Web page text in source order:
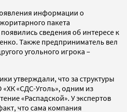
информации о
пакета
сведения об интересе к
Также предприниматель вел
угольного игрока –
утверждали, что за структуры
«СДС-Уголь», одним из
«Распадской». У экспертов
что сама компания